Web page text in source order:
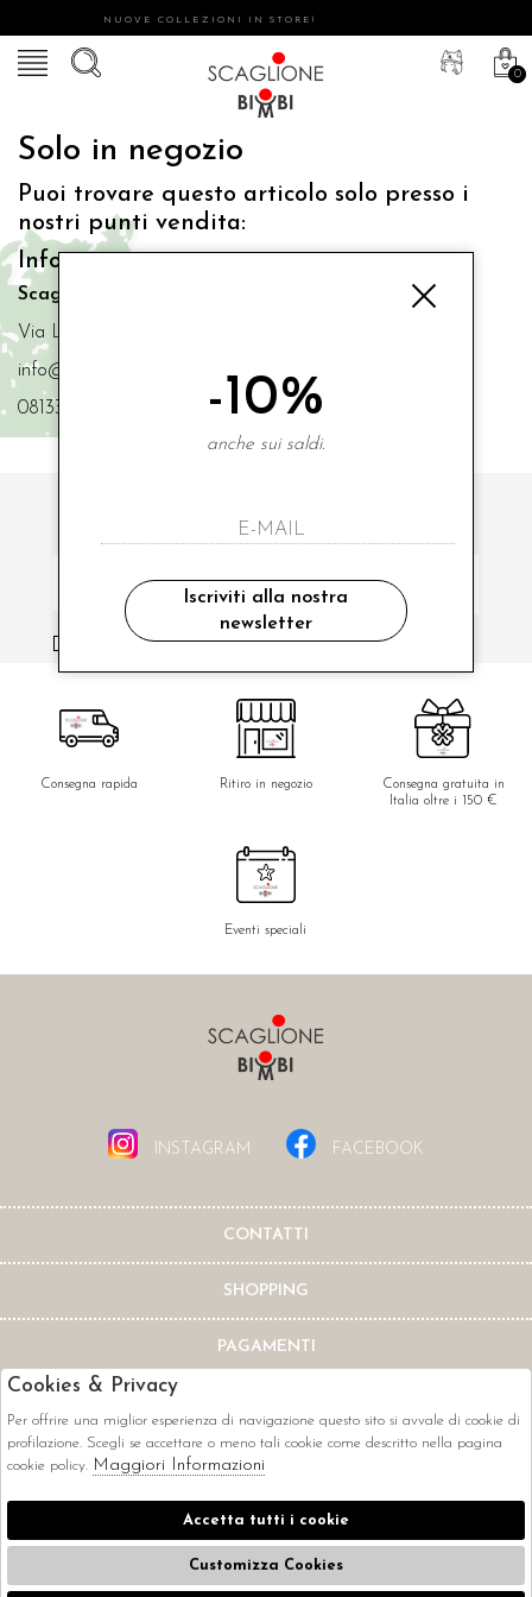
NUOVE COLLEZIONI IN STORE!
0
Solo in negozio
Puoi trovare questo articolo solo presso i
nostri punti vendita:
Info contatti
Scaglione Bimbi di Iacono Maria Angela
Via Luigi Mazzella,73 80077 Ischia
info@scaglionebimbi.com
0813331162
ISCRIVITI ALLA NOSTRA NEWSLETTER
ho letto ed accettato le condizioni sulla privacy.
Consegna rapida Ritiro in negozio
Consegna gratuita in
Italia oltre i 150 €
Eventi speciali
INSTAGRAM FACEBOOK
CONTATTI
SHOPPING
PAGAMENTI
CORRIERI
-10%
anche sui saldi.
Iscriviti alla nostra
newsletter
Cookies & Privacy
Per offrire una miglior esperienza di navigazione questo sito si avvale di cookie di
profilazione. Scegli se accettare o meno tali cookie come descritto nella pagina
cookie policy. Maggiori Informazioni
Accetta tutti i cookie
Customizza Cookies